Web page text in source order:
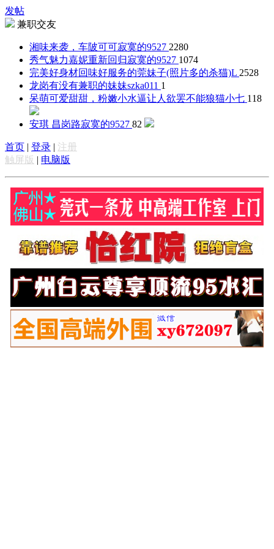
发帖
兼职交友
湘味来袭，车陂可可寂寞的9527 2280
秀气魅力嘉妮重新回归寂寞的9527 1074
完美好身材回味好服务的莞妹子(照片多的杀猫)L 2528
龙岗有没有兼职的妹妹szka011 1
呆萌可爱甜甜，粉嫩小水逼让人欲罢不能狼猫小七 118
安琪 昌岗路寂寞的9527 82
首页 | 登录 | 注册
触屏版 | 电脑版